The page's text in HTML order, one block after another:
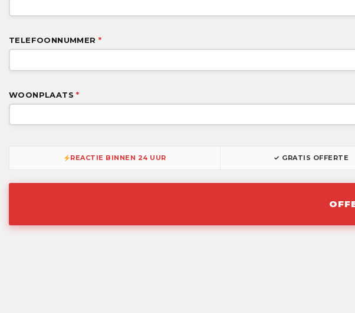
TELEFOONNUMMER *
WOONPLAATS*
REACTIE BINNEN 24 UUR ✓ GRATIS OFFERTE